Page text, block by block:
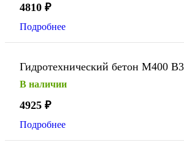
4810 ₽
Подробнее
Гидротехнический бетон М400
В наличии
4925 ₽
Подробнее